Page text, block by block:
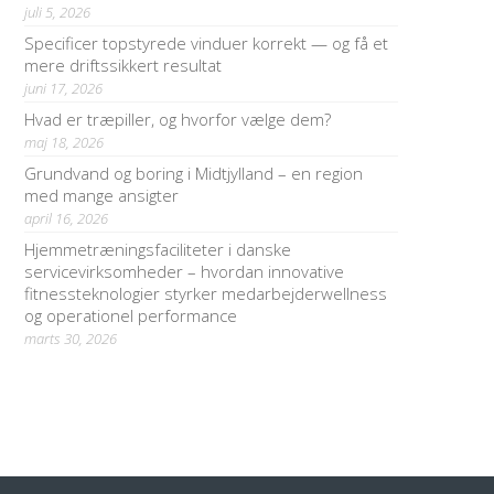
juli 5, 2026
Specificer topstyrede vinduer korrekt — og få et
mere driftssikkert resultat
juni 17, 2026
Hvad er træpiller, og hvorfor vælge dem?
maj 18, 2026
Grundvand og boring i Midtjylland – en region
med mange ansigter
april 16, 2026
Hjemmetræningsfaciliteter i danske
servicevirksomheder – hvordan innovative
fitnessteknologier styrker medarbejderwellness
og operationel performance
marts 30, 2026